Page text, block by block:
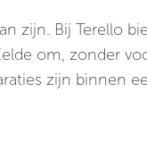
zijn. Bij Terello
om, zonder
zijn binnen